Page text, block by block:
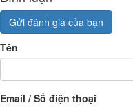
Gửi đánh giá của bạn
Tên
Email / Số điện thoại